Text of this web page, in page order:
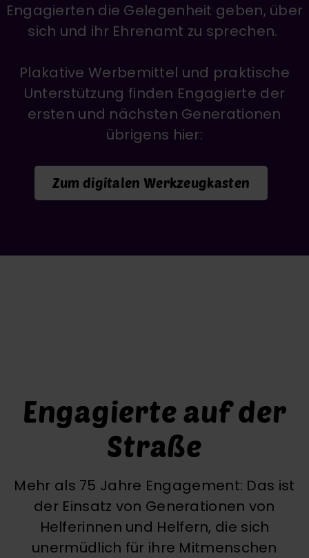
Engagierten die Gelegenheit geben, über
sich und ihr Ehrenamt zu sprechen.
Plakative Werbemittel und praktische
Unterstützung finden Engagierte der
ersten und nächsten Generationen
übrigens hier:
Zum digitalen Werkzeugkasten
Engagierte auf der
Straße
Mehr als 75 Jahre Engagement: Das ist
der Einsatz von Generationen von
Helferinnen und Helfern, die sich
unermüdlich für ihre Mitmenschen